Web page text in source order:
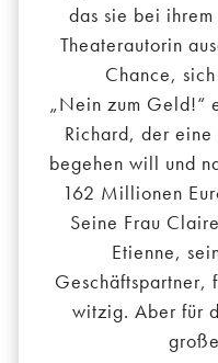
das sie bei
Theaterautorin
Chance,
„Nein zum Geld!“
Richard, der
begehen will und
162 Millionen
Seine Frau
Etienne,
Geschäftspartner,
witzig. Aber für